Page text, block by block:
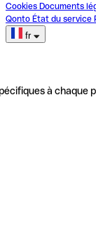
Cookies Documents
Qonto État du service
fr
à chaque